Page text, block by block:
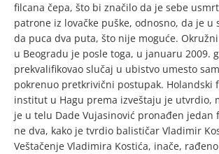
filcana čepa, što bi značilo da je sebe
patrone iz lovačke puške, odnosno, da je u
da puca dva puta, što nije moguće.
u Beogradu je posle toga, u januaru 2009.
prekvalifikovao slučaj u ubistvo umesto
pokrenuo pretkrivični postupak. Holandski
institut u Hagu prema izveštaju je utvrdio,
je u telu Dade Vujasinović pronađen jedan
ne dva, kako je tvrdio balističar Vladimir
Veštačenje Vladimira Kostića, inače,